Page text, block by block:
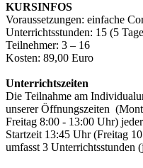
KURSINFOS
Voraussetzungen: einfache
Unterrichtsstunden: 15 (5
Teilnehmer: 3 – 16
Kosten: 89,00 Euro
Unterrichtszeiten
Die Teilnahme am
unserer Öffnungszeiten
Freitag 8:00 - 13:00 Uhr)
Startzeit 13:45 Uhr (Freitag
umfasst 3 Unterrichtsstunden